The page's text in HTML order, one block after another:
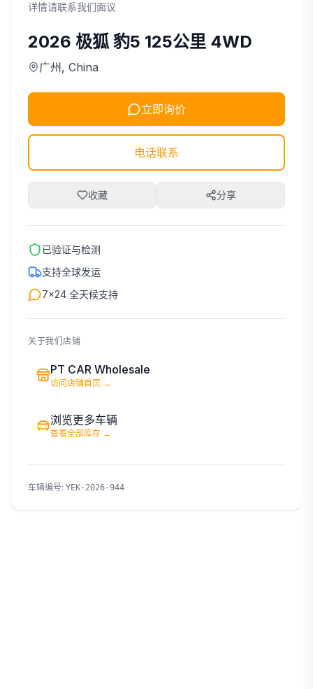
详情请联系我们面议
2026 极狐 豹5 125公里 4WD
广州 , China
立即询价
电话联系
收藏 分享
已验证与检测
支持全球发运
7×24 全天候支持
关于我们店铺
PT CAR Wholesale
访问店铺首页 →
浏览更多车辆
查看全部库存 →
车辆编号: YEK-2026-944